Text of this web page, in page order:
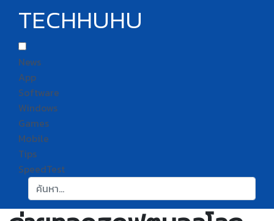
TECHHUHU
News
App
Software
Windows
Games
Mobile
Tips
SpeedTest
ค้นหา: